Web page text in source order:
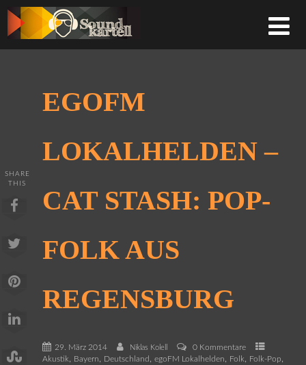
EGOFM
LOKALHELDEN –
CAT STASH: POP-
FOLK AUS
REGENSBURG
29. März 2014 Niklas Kolell
0 Kommentare
Akustik, Bayern, Deutschland , egoFM Lokalhelden, Folk, Folk-Pop,
SHARE
THIS